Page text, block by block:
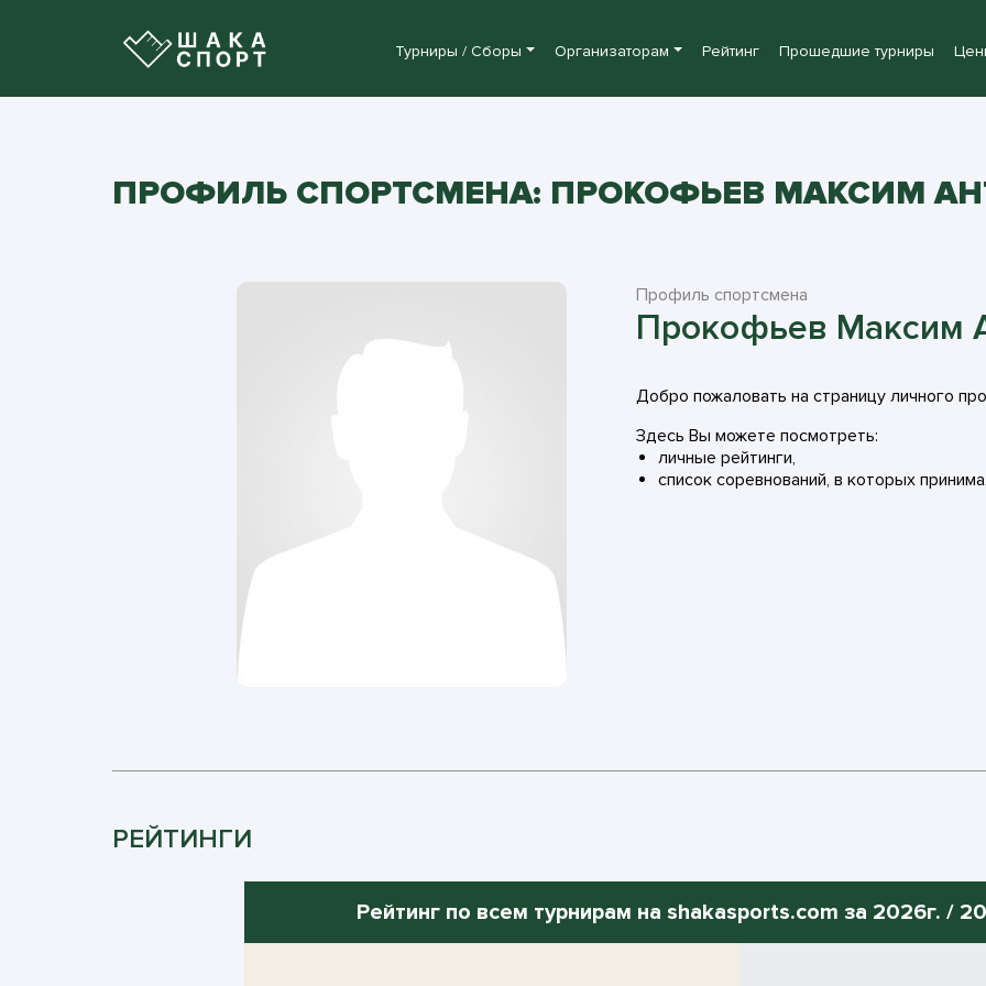
Турниры / Сборы Организаторам Рейтинг Прошедшие турниры
ПРОФИЛЬ СПОРТСМЕНА: ПРОКОФЬЕВ МАКСИМ
Профиль спортсмена
Прокофьев Максим
Добро пожаловать на страницу личного
Здесь Вы можете посмотреть:
личные рейтинги,
список соревнований, в которых
РЕЙТИНГИ
Рейтинг по всем турнирам на shakasports.com за 2026г. /